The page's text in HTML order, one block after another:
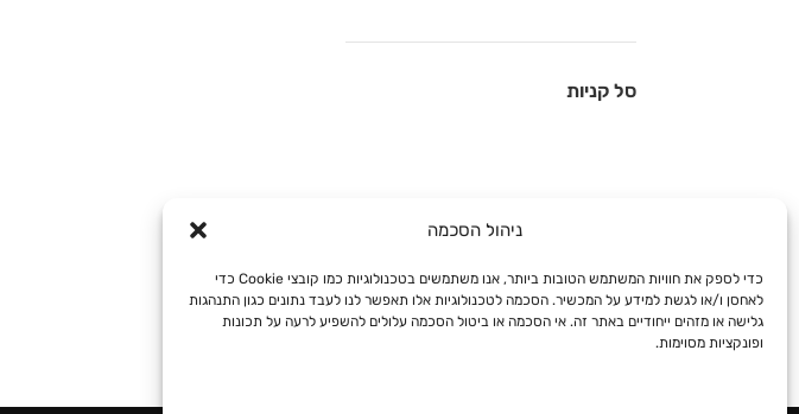
ניהול הסכמה
כדי לספק את חוויות המשתמש הטובות ביותר, אנו משתמשים בטכנולוגיות כמו קובצי Cookie כדי
לאחסן ו/או לגשת למידע על המכשיר. הסכמה לטכנולוגיות אלו תאפשר לנו לעבד נתונים כגון התנהגות
גלישה או מזהים ייחודיים באתר זה. אי הסכמה או ביטול הסכמה עלולים להשפיע לרעה על תכונות
ופונקציות מסוימות.
סל קניות